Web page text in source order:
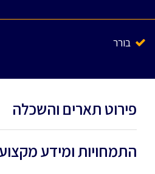
בורר
פירוט תארים והשכלה
התמחויות ומידע